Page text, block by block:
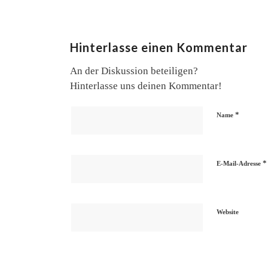
Hinterlasse einen Kommentar
An der Diskussion beteiligen?
Hinterlasse uns deinen Kommentar!
Name*
E-Mail-Adresse*
Website